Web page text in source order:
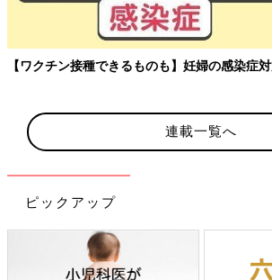
【ワクチン接種できるものも】妊婦の感染症
連載一覧へ
ピックアップ